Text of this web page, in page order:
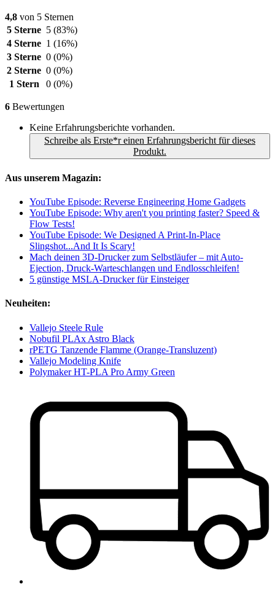
4,8 von 5 Sternen
5 Sterne 5 (83%)
4 Sterne 1 (16%)
3 Sterne 0 (0%)
2 Sterne 0 (0%)
1 Stern
0 (0%)
6 Bewertungen
Keine Erfahrungsberichte vorhanden.
Schreibe als Erste*r einen Erfahrungsbericht für dieses
Produkt.
Aus unserem Magazin:
YouTube Episode: Reverse Engineering Home Gadgets
YouTube Episode: Why aren't you printing faster? Speed &
Flow Tests!
YouTube Episode: We Designed A Print-In-Place
Slingshot...And It Is Scary!
Mach deinen 3D-Drucker zum Selbstläufer – mit Auto-
Ejection, Druck-Warteschlangen und Endlosschleifen!
5 günstige MSLA-Drucker für Einsteiger
Neuheiten:
Vallejo Steele Rule
Nobufil PLAx Astro Black
rPETG Tanzende Flamme (Orange-Transluzent)
Vallejo Modeling Knife
Polymaker HT-PLA Pro Army Green